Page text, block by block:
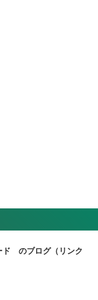
のブログ（リンク